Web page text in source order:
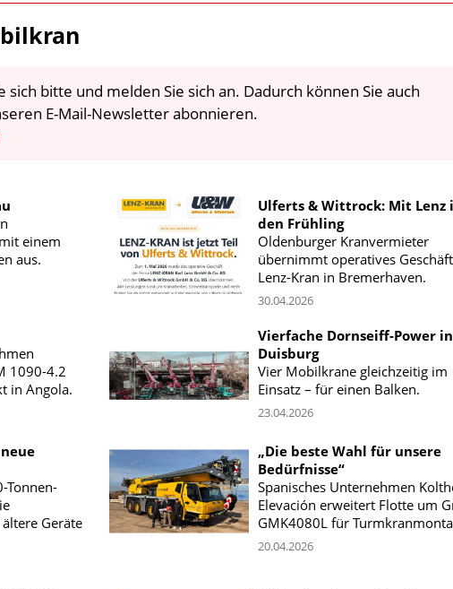
bitte und melden Sie sich an. Dadurch können Sie auch
E-Mail-Newsletter abonnieren.
einem
aus.
Ulferts & Wittrock: Mit Lenz
den Frühling
Oldenburger Kranvermieter
übernimmt operatives
Lenz-Kran in Bremerhaven.
30.04.2026
1090-4.2
in Angola.
Vierfache Dornseiff-Power in
Duisburg
Vier Mobilkrane gleichzeitig im
Einsatz – für einen Balken.
23.04.2026
Tonnen-
Geräte
„Die beste Wahl für unsere
Bedürfnisse“
Spanisches Unternehmen
Elevación erweitert Flotte um
GMK4080L für
20.04.2026